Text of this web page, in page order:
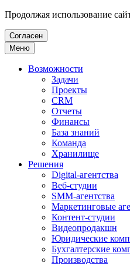
Продолжая использование
Согласен
Меню
Возможности
Задачи
Проекты
CRM
Отчеты
Финансы
База знаний
Команда
Хранилище
Решения
Digital-агентства
Веб-студии
SMM-агентства
Маркетинговые
Контент-студии
Видеопродакшн
Юридические
Бухгалтерские
Производства